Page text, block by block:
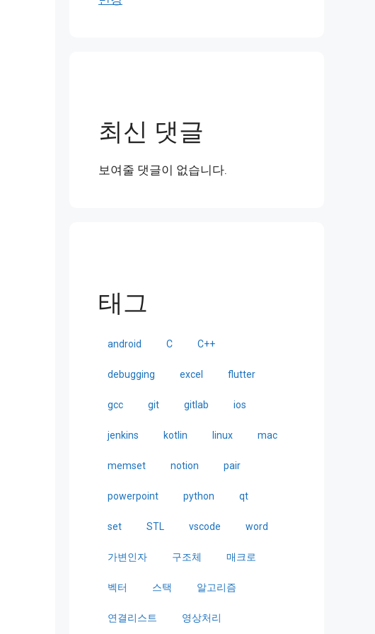
최신 댓글
보여줄 댓글이 없습니다.
태그
android C C++
debugging excel flutter
gcc git gitlab ios
jenkins kotlin linux mac
memset notion pair
powerpoint python qt
set STL vscode word
가변인자 구조체 매크로
벡터 스택 알고리즘
연결리스트 영상처리